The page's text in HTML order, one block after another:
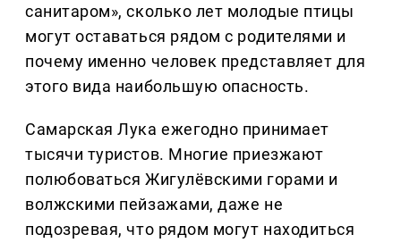
санитаром», сколько лет молодые птицы
могут оставаться рядом с родителями и
почему именно человек представляет для
этого вида наибольшую опасность.
Самарская Лука ежегодно принимает
тысячи туристов. Многие приезжают
полюбоваться Жигулёвскими горами и
волжскими пейзажами, даже не
подозревая, что рядом могут находиться